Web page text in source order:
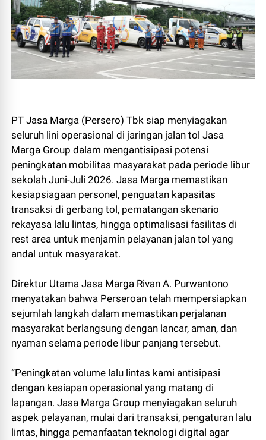
PT Jasa Marga (Persero) Tbk siap menyiagakan
seluruh lini operasional di jaringan jalan tol Jasa
Marga Group dalam mengantisipasi potensi
peningkatan mobilitas masyarakat pada periode libur
sekolah Juni-Juli 2026. Jasa Marga memastikan
kesiapsiagaan personel, penguatan kapasitas
transaksi di gerbang tol, pematangan skenario
rekayasa lalu lintas, hingga optimalisasi fasilitas di
rest area untuk menjamin pelayanan jalan tol yang
andal untuk masyarakat.
Direktur Utama Jasa Marga Rivan A. Purwantono
menyatakan bahwa Perseroan telah mempersiapkan
sejumlah langkah dalam memastikan perjalanan
masyarakat berlangsung dengan lancar, aman, dan
nyaman selama periode libur panjang tersebut.
“Peningkatan volume lalu lintas kami antisipasi
dengan kesiapan operasional yang matang di
lapangan. Jasa Marga Group menyiagakan seluruh
aspek pelayanan, mulai dari transaksi, pengaturan lalu
lintas, hingga pemanfaatan teknologi digital agar